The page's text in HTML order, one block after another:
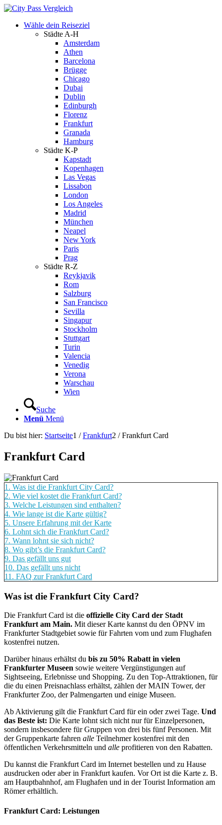
Wähle dein Reiseziel
Städte A-H
Amsterdam
Athen
Barcelona
Brügge
Chicago
Dubai
Dublin
Edinburgh
Florenz
Frankfurt
Granada
Hamburg
Städte K-P
Kapstadt
Kopenhagen
Las Vegas
Lissabon
London
Los Angeles
Madrid
München
Neapel
New York
Paris
Prag
Städte R-Z
Reykjavik
Rom
Salzburg
San Francisco
Sevilla
Singapur
Stockholm
Stuttgart
Turin
Valencia
Venedig
Verona
Warschau
Wien
Suche
Menü Menü
Du bist hier: Startseite1 / Frankfurt2 / Frankfurt Card
Frankfurt Card
1. Was ist die Frankfurt City Card?
2. Wie viel kostet die Frankfurt Card?
3. Welche Leistungen sind enthalten?
4. Wie lange ist die Karte gültig?
5. Unsere Erfahrung mit der Karte
6. Lohnt sich die Frankfurt Card?
7. Wann lohnt sie sich nicht?
8. Wo gibt’s die Frankfurt Card?
9. Das gefällt uns gut
10. Das gefällt uns nicht
11. FAQ zur Frankfurt Card
Was ist die Frankfurt City Card?
Die Frankfurt Card ist die offizielle City Card der Stadt
Frankfurt am Main. Mit dieser Karte kannst du den ÖPNV im
Frankfurter Stadtgebiet sowie für Fahrten vom und zum Flughafen
kostenfrei nutzen.
Darüber hinaus erhältst du bis zu 50% Rabatt in vielen
Frankfurter Museen sowie weitere Vergünstigungen auf
Sightseeing, Erlebnisse und Shopping. Zu den Top-Attraktionen, für
die du einen Preisnachlass erhältst, zählen der MAIN Tower, der
Frankfurter Zoo, der Palmengarten und einige Museen.
Ab Aktivierung gilt die Frankfurt Card für ein oder zwei Tage. Und
das Beste ist: Die Karte lohnt sich nicht nur für Einzelpersonen,
sondern insbesondere für Gruppen von drei bis fünf Personen. Mit
der Gruppenkarte fahren alle Teilnehmer kostenfrei mit den
öffentlichen Verkehrsmitteln und alle profitieren von den Rabatten.
Du kannst die Frankfurt Card im Internet bestellen und zu Hause
ausdrucken oder aber in Frankfurt kaufen. Vor Ort ist die Karte z. B.
am Hauptbahnhof, am Flughafen und in der Tourist Information am
Römer erhältlich.
Frankfurt Card: Leistungen